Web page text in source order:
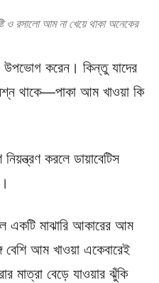
রসালো আম না খেয়ে থাকা অনেকের
করেন। কিন্তু যাদের
থাকে—পাকা আম খাওয়া কি
করলে ডায়াবেটিস
একটি মাঝারি আকারের আম
বেশি আম খাওয়া একেবারেই
মাত্রা বেড়ে যাওয়ার ঝুঁকি